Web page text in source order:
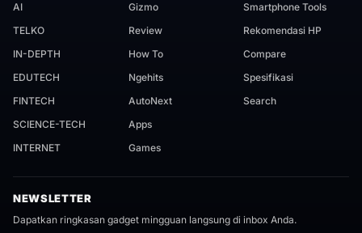
AI
TELKO
IN-DEPTH
EDUTECH
FINTECH
SCIENCE-TECH
INTERNET
Gizmo
Review
How To
Ngehits
AutoNext
Apps
Games
Smartphone Tools
Rekomendasi HP
Compare
Spesifikasi
Search
NEWSLETTER
Dapatkan ringkasan gadget mingguan langsung di inbox Anda.